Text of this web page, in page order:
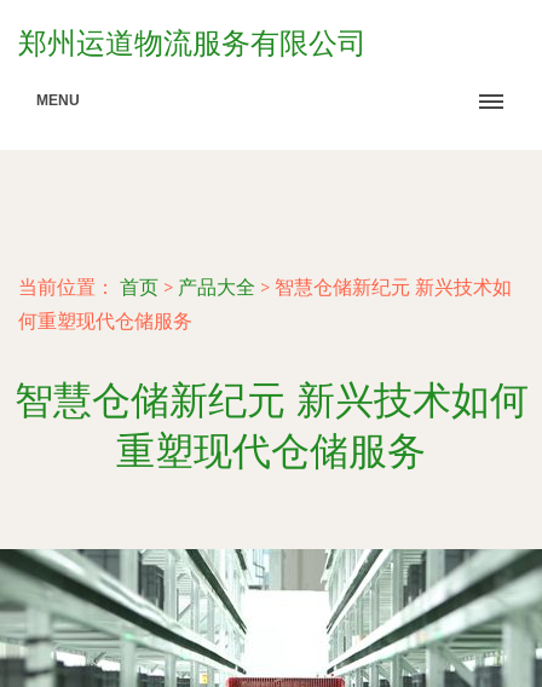
郑州运道物流服务有限公司
MENU
当前位置： 首页 > 产品大全 > 智慧仓储新纪元 新兴技术如
何重塑现代仓储服务
智慧仓储新纪元 新兴技术如何
重塑现代仓储服务